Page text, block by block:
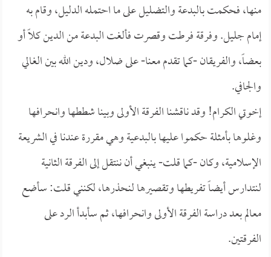
منها، فحكمت بالبدعة والتضليل على ما احتمله الدليل، وقام به
إمام جليل. وفرقة فرطت وقصرت فألغت البدعة من الدين كلاً أو
بعضاً، والفريقان -كما تقدم معنا- على ضلال، ودين الله بين الغالي
والجافي.
إخوتي الكرام! وقد ناقشنا الفرقة الأولى وبينا شططها وانحرافها
وغلوها بأمثلة حكموا عليها بالبدعية وهي مقررة عندنا في الشريعة
الإسلامية، وكان -كما قلت- ينبغي أن ننتقل إلى الفرقة الثانية
لنتدارس أيضاً تفريطها وتقصيرها لنحذرها، لكنني قلت: سأضع
معالم بعد دراسة الفرقة الأولى وانحرافها، ثم سأبدأ الرد على
الفرقتين.